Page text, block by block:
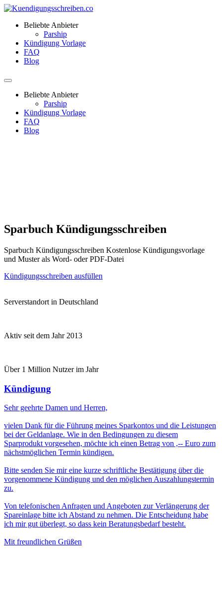
Beliebte Anbieter
Parship
Kündigung Vorlage
FAQ
Blog
Beliebte Anbieter
Parship
Kündigung Vorlage
FAQ
Blog
Sparbuch Kündigungsschreiben
Sparbuch Kündigungsschreiben Kostenlose Kündigungsvorlage
und Muster als Word- oder PDF-Datei
Kündigungsschreiben ausfüllen
Serverstandort in Deutschland
Aktiv seit dem Jahr 2013
Über 1 Million Nutzer im Jahr
Kündigung
Sehr geehrte Damen und Herren,
vielen Dank für die Führung meines Sparkontos und die Leistungen
bei der Geldanlage. Wie in den Bedingungen zu diesem
Sparprodukt vorgesehen, möchte ich einen Betrag von ,-- Euro zum
nächstmöglichen Termin kündigen.
Bitte senden Sie mir eine kurze schriftliche Bestätigung über die
vorgenommene Kündigung und den möglichen Auszahlungstermin
zu.
Von telefonischen Anfragen und Angeboten zur Verlängerung der
Spareinlage bitte ich Abstand zu nehmen. Die Entscheidung habe
ich mir gut überlegt, so dass kein Beratungsbedarf besteht.
Mit freundlichen Grüßen